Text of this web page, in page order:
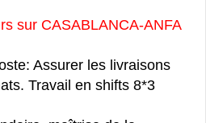
sur CASABLANCA-ANFA
Assurer les livraisons
Travail en shifts 8*3